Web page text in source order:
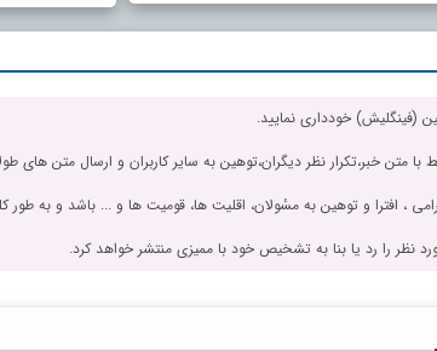
(فینگلیش) خودداری نمایید.
با متن خبر،تکرار نظر دیگران،توهین به سایر کاربران و ارسال متن های
، افترا و توهین به مسٔولان، اقلیت ها، قومیت ها و ... باشد و به طور
نظر را رد یا بنا به تشخیص خود با ممیزی منتشر خواهد کرد.